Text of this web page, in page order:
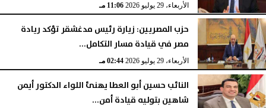
الأربعاء، 29 يوليو 2026 11:06 مـ
حزب المصريين: زيارة رئيس مدغشقر تؤكد ريادة
مصر في قيادة مسار التكامل...
الأربعاء، 29 يوليو 2026 02:44 مـ
النائب حسين أبو العطا يهنئ اللواء الدكتور أيمن
شاهين بتوليه قيادة أمن...